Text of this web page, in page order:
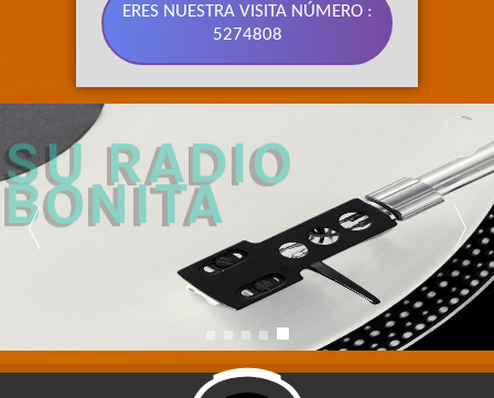
ERES NUESTRA VISITA NÚMERO :
5274808
89.3 FM
SU RADIO
BONITA